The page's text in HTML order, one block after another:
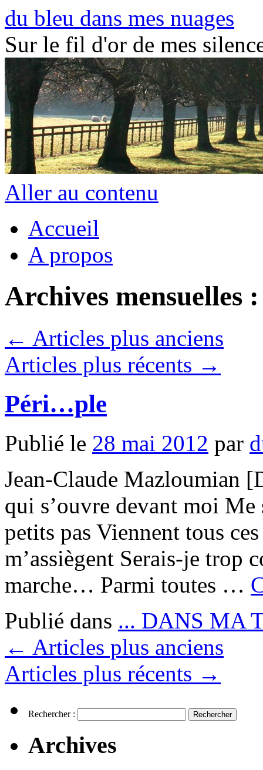
du bleu dans mes nuages
Sur le fil d'or de mes
Aller au contenu
Accueil
A propos
Archives mensuelles
← Articles plus anciens
Articles plus récents →
Péri…ple
Publié le 28 mai 2012 par
Jean-Claude Mazloumian
qui s’ouvre devant moi Me
petits pas Viennent tous
m’assiègent Serais-je trop
marche… Parmi toutes …
Publié dans ... DANS MA
← Articles plus anciens
Articles plus récents →
Rechercher :
Archives